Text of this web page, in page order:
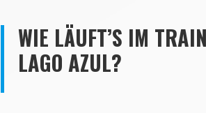
WIE LÄUFT’S IM
LAGO AZUL?